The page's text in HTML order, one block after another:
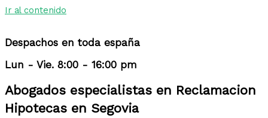
Ir al contenido
Despachos en toda españa
Lun - Vie. 8:00 - 16:00 pm
Abogados especialistas en Reclamacion
Hipotecas en Segovia